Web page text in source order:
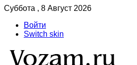
Суббота , 8 Август 2026
Войти
Switch skin